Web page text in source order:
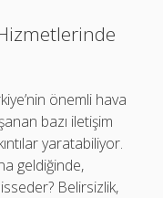
önemli hava
bazı iletişim
yaratabiliyor.
geldiğinde,
Belirsizlik,